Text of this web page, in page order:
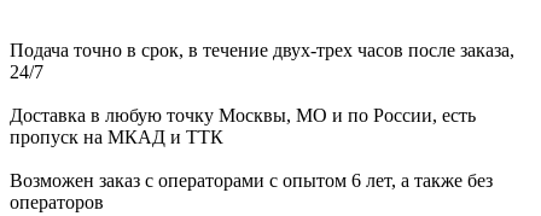
Подача точно в срок, в течение двух-трех часов после заказа,
24/7
Доставка в любую точку Москвы, МО и по России, есть
пропуск на МКАД и ТТК
Возможен заказ с операторами с опытом 6 лет, а также без
операторов